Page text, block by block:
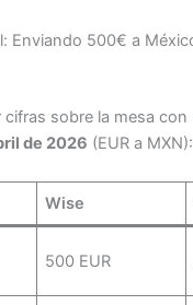
Enviando 500€ a
sobre la mesa con
de 2026 (EUR a MXN):
Wise
500 EUR